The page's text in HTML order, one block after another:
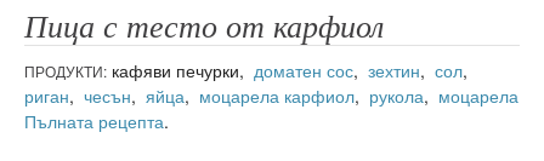
Пица с тесто от карфиол
ПРОДУКТИ: кафяви печурки, доматен сос, зехтин, сол,
риган, чесън, яйца, моцарела карфиол, рукола, моцарела
Пълната рецепта.